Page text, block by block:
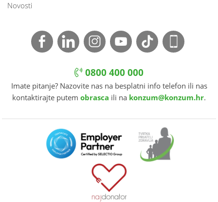
Novosti
0800 400 000
Imate pitanje? Nazovite nas na besplatni info telefon ili nas
kontaktirajte putem obrasca ili na konzum@konzum.hr.